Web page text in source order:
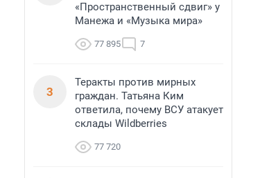
«Пространственный сдвиг» у
Манежа и «Музыка мира»
77 895 7
3
Теракты против мирных
граждан. Татьяна Ким
ответила, почему ВСУ атакует
склады Wildberries
77 720